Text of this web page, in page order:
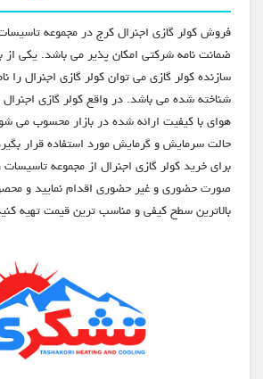
فروش کولر گازی اجنرال کرج در مجموعه تاسیسات
ضمانت نامه شرکتی امکان پذیر می باشد. یکی از
سازنده کولر گازی می توان کولر گازی اجنرال را
شناخته شده می باشد. در واقع کولر گازی
هوای با کیفیت ارائه شده در بازار محسوب می
حالت سرمایش و گرمایش مورد استفاده قرار
برای خرید کولر گازی اجنرال از مجموعه
صورت حضوری و غیر حضوری اقدام نمایید و
بالاترین سطح کیفی و مناسب ترین قیمت تهیه